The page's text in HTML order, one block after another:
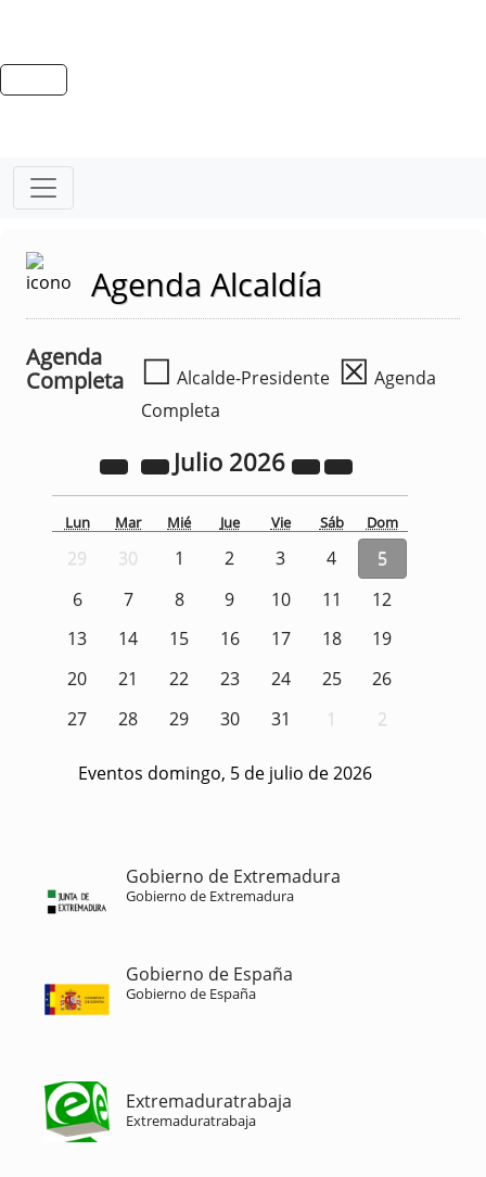
Agenda Alcaldía
Agenda
Completa
☐ Alcalde-Presidente ☒ Agenda
Completa
Julio 2026
Lun Mar Mié Jue Vie Sáb Dom
29 30 1 2 3 4
5
6
7 8 9 10 11
12
13
14 15 16 17 18
19
20
21 22 23 24 25
26
27
28 29 30 31 1 2
Eventos domingo, 5 de julio de 2026
Gobierno de Extremadura
Gobierno de Extremadura
Gobierno de España
Gobierno de España
Extremaduratrabaja
Extremaduratrabaja